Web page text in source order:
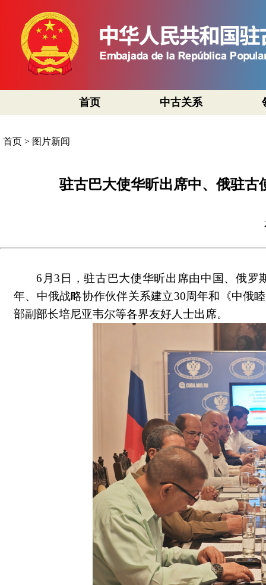
首页 中古关系
首页 > 图片新闻
驻古巴大使华昕出席中、俄驻古
6月3日，驻古巴大使华昕出席由中国、俄
年、中俄战略协作伙伴关系建立30周年和《中俄
部副部长培尼亚韦尔等各界友好人士出席。